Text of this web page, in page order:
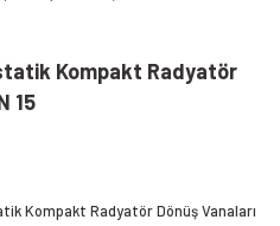
Kompakt Radyatör
15
Kompakt Radyatör Dönüş Vanaları